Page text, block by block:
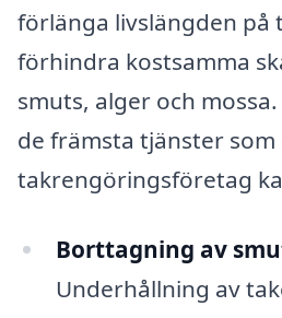
förlänga livslängden på
förhindra kostsamma
smuts, alger och
de främsta tjänster
takrengöringsföretag
Borttagning av
Underhållning av